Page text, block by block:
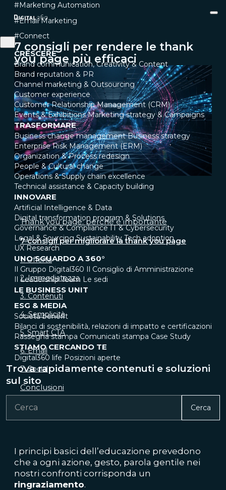
CRESCERE
Brand communication, Creativity & Content
Brand reputation & PR
Channel marketing & Outsourcing
Customer experience
Customer Relationship Management (CRM)
Events & Exhibitions Marketing strategy & Campaigns
TRASFORMARE
Business change management Business strategy
Enterprise Risk Management (ERM)
Organization & Process redesign
People & Cultural change
Operations & Supply chain excellence
Technical assistance & Capacity building
INNOVARE
Artificial Intelligence & Data
Digital transformation program & Solutions
Governance & Compliance IT & Cybersecurity
Legal & Sourcing Sustainability Tech adoption
UX Research
UNO SGUARDO A 360°
Il Gruppo Digital360 Il Consiglio di Amministrazione
Il Leadership Team Le sedi
LE BUSINESS UNIT
ESG & MEDIA
Società benefit
Bilanci di sostenibilità, relazioni di impatto e certificazioni
Rassegna stampa Comunicati stampa Case Study
STIAMO CERCANDO TE
Digital360 life Posizioni aperte
Trova rapidamente contenuti e soluzioni
sul sito
Cerca
#Marketing Automation
#Email Marketing
#Connect
7 consigli per rendere le thank
you page più efficaci
Thank you page: perché è importante
7 consigli per migliorare la thank you page
1. Offerta
2. Immediatezza
3. Contenuti
4. Semplicità
5. Smart CTA
6. Email
7. Social
Conclusioni
I principi basici dell’educazione prevedono
che a ogni azione, gesto, parola gentile nei
nostri confronti corrisponda un
ringraziamento.